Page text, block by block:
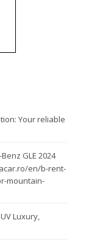
Your reliable
GLE 2024
en/b-rent-
mountain-
Luxury,